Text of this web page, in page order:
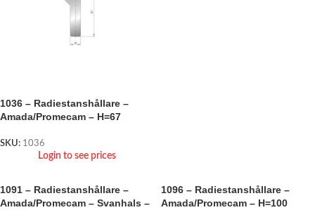
1036 – Radiestanshållare –
Amada/Promecam – H=67
SKU: 1036
Login to see prices
1091 – Radiestanshållare –
Amada/Promecam – Svanhals –
1096 – Radiestanshållare –
Amada/Promecam – H=100